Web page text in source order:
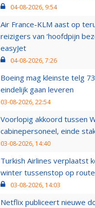
04-08-2026, 9:54
Air France-KLM aast op
reizigers van ‘hoofdpijn
easyJet
04-08-2026, 7:26
Boeing mag kleinste telg
eindelijk gaan leveren
03-08-2026, 22:54
Voorlopig akkoord tussen
cabinepersoneel, einde
03-08-2026, 14:40
Turkish Airlines verplaatst
winter tussenstop op
03-08-2026, 14:03
Netflix publiceert nieuwe